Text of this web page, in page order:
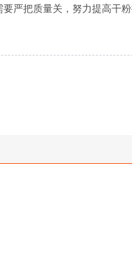
要严把质量关，努力提高干